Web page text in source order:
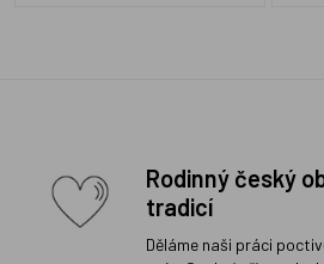
Rodinný český
tradicí
Děláme naši práci